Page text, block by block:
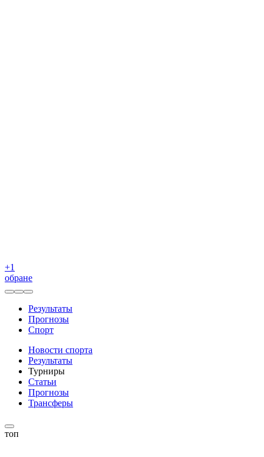
+1
обране
Результаты
Прогнозы
Спорт
Новости спорта
Результаты
Турниры
Статьи
Прогнозы
Трансферы
топ